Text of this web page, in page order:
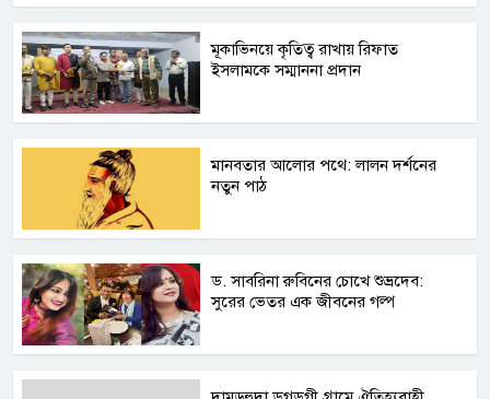
মূকাভিনয়ে কৃতিত্ব রাখায় রিফাত
ইসলামকে সম্মাননা প্রদান
মানবতার আলোর পথে: লালন দর্শনের
নতুন পাঠ
ড. সাবরিনা রুবিনের চোখে শুভ্রদেব:
সুরের ভেতর এক জীবনের গল্প